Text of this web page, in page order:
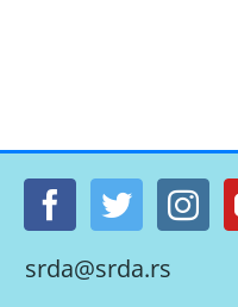
srda@srda.rs